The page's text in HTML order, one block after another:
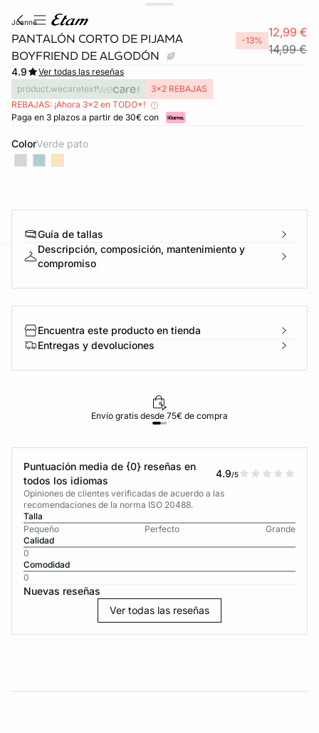
joanne
PANTALÓN CORTO DE PIJAMA
BOYFRIEND DE ALGODÓN
-13%
12,99 €
14,99 €
4.9
Ver todas las reseñas
product.wecaretext
3x2 REBAJAS
REBAJAS: ¡Ahora 3x2 en TODO*!
Paga en 3 plazos a partir de 30€ con
Color verde pato
Guía de tallas
Descripción, composición, mantenimiento y
compromiso
Encuentra este producto en tienda
Entregas y devoluciones
Envío gratis desde 75€ de compra
Puntuación media de {0} reseñas en
todos los idiomas
4.9/5
Opiniones de clientes verificadas de acuerdo a las
recomendaciones de la norma ISO 20488.
Talla
Pequeño
Perfecto
Grande
Calidad
0
Comodidad
0
Nuevas reseñas
Ver todas las reseñas